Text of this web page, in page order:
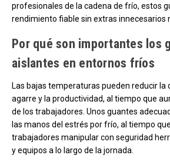
profesionales de la cadena de frío, estos
rendimiento fiable sin extras innecesarios
Por qué son importantes los
aislantes en entornos fríos
Las bajas temperaturas pueden reducir la
agarre y la productividad, al tiempo que
de los trabajadores. Unos guantes
las manos del estrés por frío, al tiempo
trabajadores manipular con seguridad
y equipos a lo largo de la jornada.